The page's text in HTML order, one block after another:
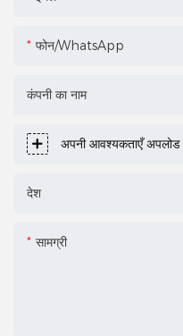
फोन/WhatsApp
कंपनी का नाम
अपनी आवश्यकताएँ
देश
सामग्री